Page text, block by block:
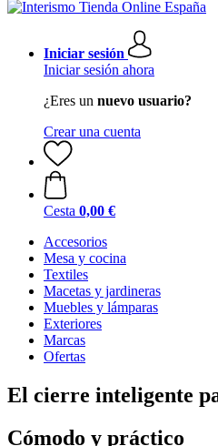
Iniciar sesión
Iniciar sesión ahora
¿Eres un nuevo usuario?
Crear una cuenta
Cesta 0,00 €
Accesorios
Mesa y cocina
Textiles
Macetas y jardineras
Muebles y lámparas
Exteriores
Marcas
Ofertas
El cierre inteligente
Cómodo y práctico